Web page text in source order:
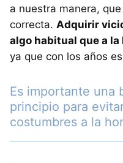
a nuestra manera,
correcta. Adquirir
algo habitual que a
ya que con los años
Es importante una
principio para
costumbres a la